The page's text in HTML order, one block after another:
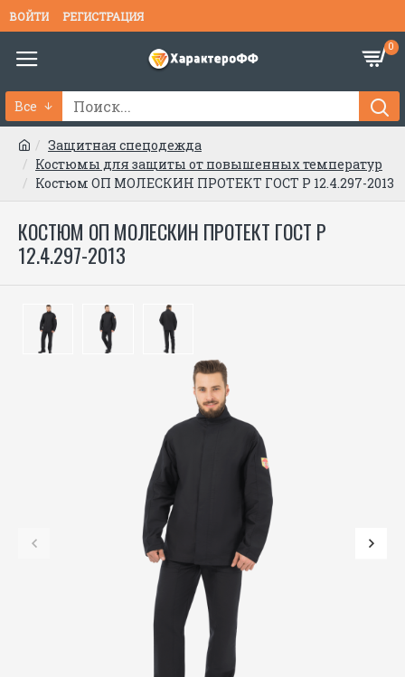
ВОЙТИ РЕГИСТРАЦИЯ
0
Все
Защитная спецодежда
Костюмы для защиты от повышенных температур
Костюм ОП МОЛЕСКИН ПРОТЕКТ ГОСТ Р 12.4.297-2013
КОСТЮМ ОП МОЛЕСКИН ПРОТЕКТ ГОСТ Р
12.4.297-2013